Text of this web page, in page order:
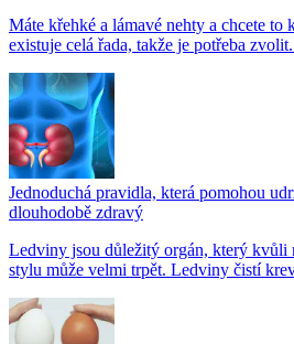
Máte křehké a lámavé nehty a chcete to
existuje celá řada, takže je potřeba
Jednoduchá pravidla, která pomohou
dlouhodobě zdravý
Ledviny jsou důležitý orgán, který kvůli
stylu může velmi trpět. Ledviny čistí